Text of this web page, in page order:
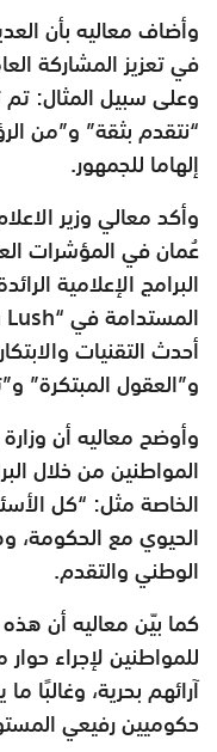
وأضاف معاليه بأن
في تعزيز المشاركة
وعلى سبيل المثال:
“نتقدم بثقة” و”من
إلهاما للجمهور.
وأكد معالي وزير
عُمان في المؤشرات
البرامج الإعلامية
أحدث التقنيات
و”العقول المبتكرة”
وأوضح معاليه أن
المواطنين من خلال
الخاصة مثل: “كل
الحيوي مع الحكومة،
الوطني والتقدم.
كما بيّن معاليه أن
للمواطنين لإجراء
آرائهم بحرية،
حكوميين رفيعي